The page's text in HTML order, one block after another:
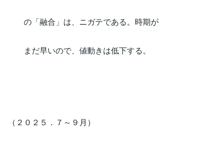
の「融合」は、ニガテである。時期が
まだ早いので、値動きは低下する。
（２０２５．７～９月）